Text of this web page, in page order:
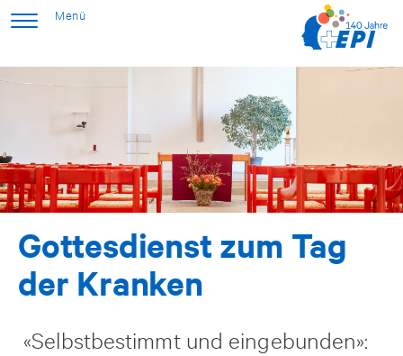
Gottesdienst zum Tag
der Kranken
«Selbstbestimmt und eingebunden»: